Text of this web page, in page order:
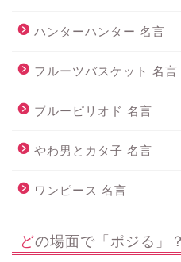
ハンターハンター 名言
フルーツバスケット 名言
ブルーピリオド 名言
やわ男とカタ子 名言
ワンピース 名言
どの場面で「ポジる」？